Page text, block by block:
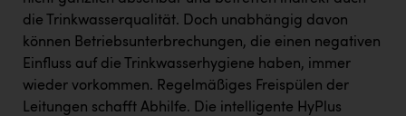
die Trinkwasserqualität. Doch unabhängig davon
können Betriebsunterbrechungen, die einen negativen
Einfluss auf die Trinkwasserhygiene haben, immer
wieder vorkommen. Regelmäßiges Freispülen der
Leitungen schafft Abhilfe. Die intelligente HyPlus